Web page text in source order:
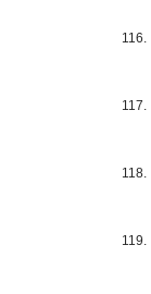
116.
117.
118.
119.